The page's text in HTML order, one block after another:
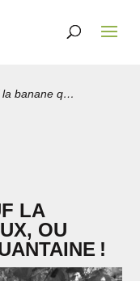
Tout a une fin, sauf la banane qui en a deux, ou traverser la cinquantaine !
LA
OU
!